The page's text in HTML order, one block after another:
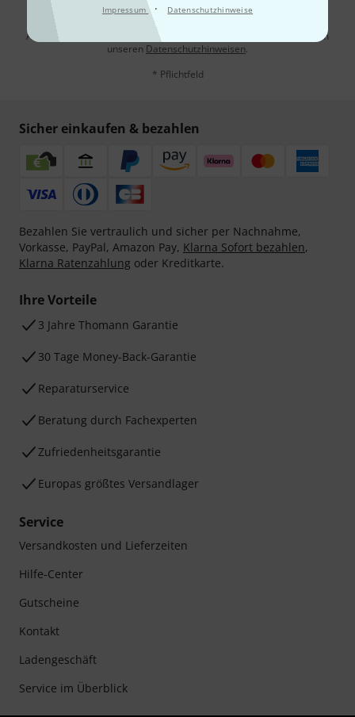
Impressum · Datenschutzhinweise
Mit Klick auf „Jetzt anmelden“ stimmen Sie dem Erhalt von E-Mail-
Werbung und einer Messung des E-Mail-Nutzungsverhaltens zu. Die
Abmeldung ist jederzeit möglich. Weitere Informationen finden Sie in
unseren Datenschutzhinweisen.
* Pflichtfeld
Sicher einkaufen & bezahlen
Bezahlen Sie vertraulich und sicher per Nachnahme,
Vorkasse, PayPal, Amazon Pay, Klarna Sofort bezahlen,
Klarna Ratenzahlung oder Kreditkarte.
Ihre Vorteile
3 Jahre Thomann Garantie
30 Tage Money-Back-Garantie
Reparaturservice
Beratung durch Fachexperten
Zufriedenheitsgarantie
Europas größtes Versandlager
Service
Versandkosten und Lieferzeiten
Hilfe-Center
Gutscheine
Kontakt
Ladengeschäft
Service im Überblick